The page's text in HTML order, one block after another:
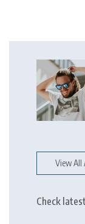
View All
Check